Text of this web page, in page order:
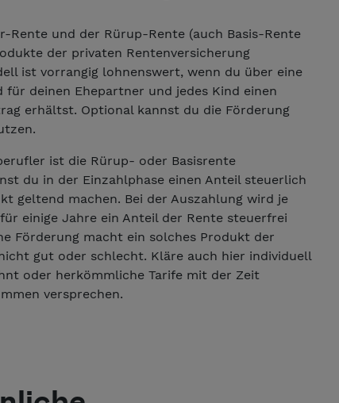
Rente und der Rürup-Rente (auch Basis-Rente
der privaten Rentenversicherung
ist vorrangig lohnenswert, wenn du über eine
für deinen Ehepartner und jedes Kind einen
erhältst. Optional kannst du die Förderung
ist die Rürup- oder Basisrente
du in der Einzahlphase einen Anteil steuerlich
geltend machen. Bei der Auszahlung wird je
einige Jahre ein Anteil der Rente steuerfrei
Förderung macht ein solches Produkt der
gut oder schlecht. Kläre auch hier individuell
oder herkömmliche Tarife mit der Zeit
versprechen.